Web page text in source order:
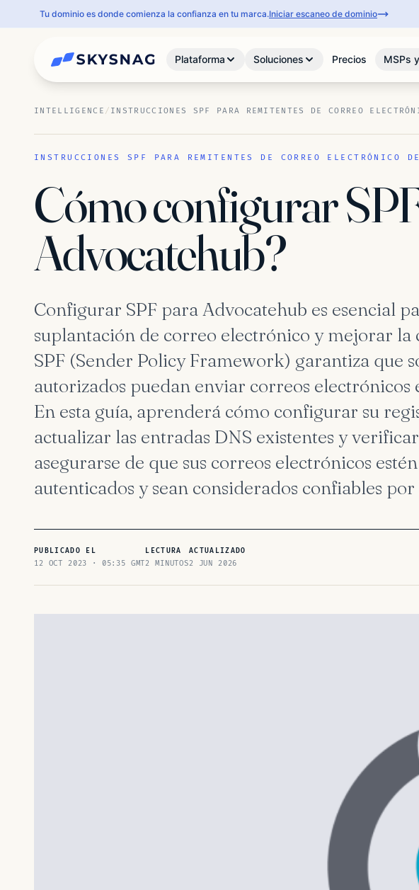
Tu dominio es donde comienza la confianza en tu marca.Iniciar escaneo de dominio
Plataforma Soluciones Precios MSPs
INTELLIGENCE / INSTRUCCIONES SPF PARA REMITENTES DE CORREO
INSTRUCCIONES SPF PARA REMITENTES DE CORREO ELECTRÓNICO DE
Cómo configurar
Advocatehub?
Configurar SPF para Advocatehub es esencial
suplantación de correo electrónico y mejorar la
SPF (Sender Policy Framework) garantiza que
autorizados puedan enviar correos
En esta guía, aprenderá cómo configurar su
actualizar las entradas DNS existentes y
asegurarse de que sus correos electrónicos
autenticados y sean considerados confiables
PUBLICADO EL
12 OCT 2023 · 05:35 GMT
LECTURA
2 MINUTOS
ACTUALIZADO
2 JUN 2026